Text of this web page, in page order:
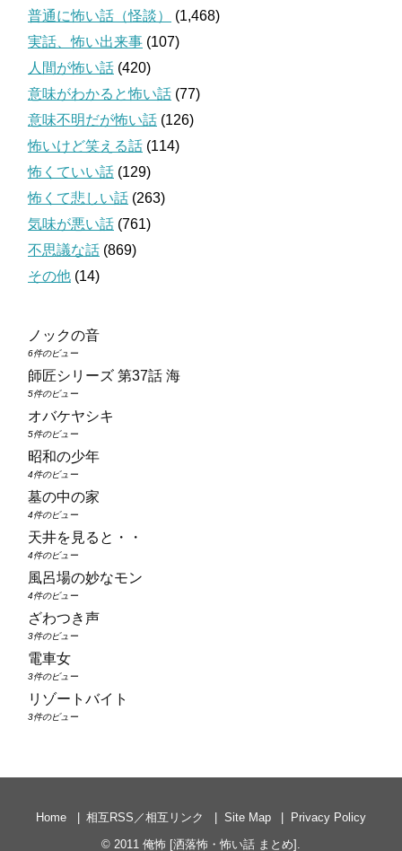
普通に怖い話（怪談）
(1,468)
実話、怖い出来事 (107)
人間が怖い話 (420)
意味がわかると怖い話 (77)
意味不明だが怖い話 (126)
怖いけど笑える話 (114)
怖くていい話 (129)
怖くて悲しい話 (263)
気味が悪い話 (761)
不思議な話 (869)
その他 (14)
ノックの音
6件のビュー
師匠シリーズ 第37話 海
5件のビュー
オバケヤシキ
5件のビュー
昭和の少年
4件のビュー
墓の中の家
4件のビュー
天井を見ると・・
4件のビュー
風呂場の妙なモン
4件のビュー
ざわつき声
3件のビュー
電車女
3件のビュー
リゾートバイト
3件のビュー
Home 相互RSS／相互リンク Site Map
Privacy Policy
© 2011 俺怖 [洒落怖・怖い話 まとめ] .